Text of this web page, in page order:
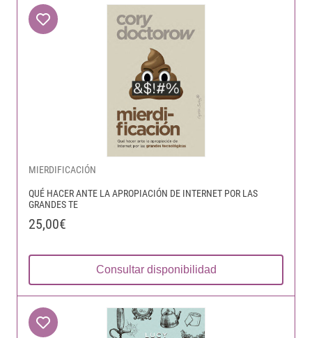
MIERDIFICACIÓN
QUÉ HACER ANTE LA APROPIACIÓN DE INTERNET POR LAS
GRANDES TE
25,00€
Consultar disponibilidad